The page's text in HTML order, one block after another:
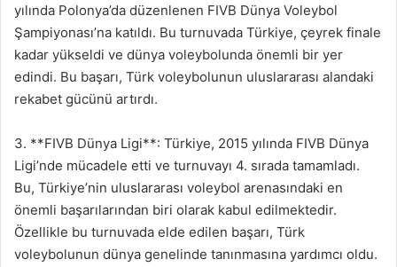
yılında Polonya’da düzenlenen FIVB Dünya Voleybol
Şampiyonası’na katıldı. Bu turnuvada Türkiye, çeyrek finale
kadar yükseldi ve dünya voleybolunda önemli bir yer
edindi. Bu başarı, Türk voleybolunun uluslararası alandaki
rekabet gücünü artırdı.
3. **FIVB Dünya Ligi**: Türkiye, 2015 yılında FIVB Dünya
Ligi’nde mücadele etti ve turnuvayı 4. sırada tamamladı.
Bu, Türkiye’nin uluslararası voleybol arenasındaki en
önemli başarılarından biri olarak kabul edilmektedir.
Özellikle bu turnuvada elde edilen başarı, Türk
voleybolunun dünya genelinde tanınmasına yardımcı oldu.